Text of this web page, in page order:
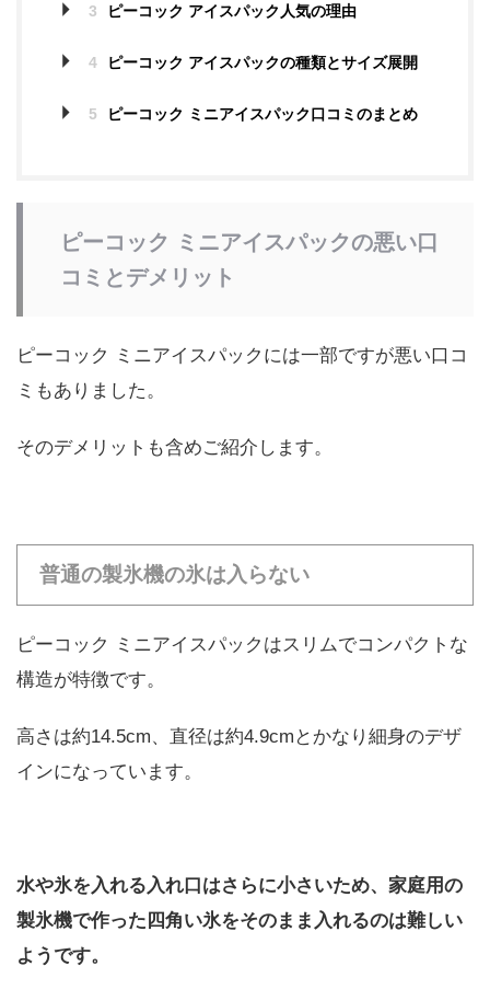
3 ピーコック アイスパック人気の理由
4 ピーコック アイスパックの種類とサイズ展開
5 ピーコック ミニアイスパック口コミのまとめ
ピーコック ミニアイスパックの悪い口
コミとデメリット
ピーコック ミニアイスパックには一部ですが悪い口コ
ミもありました。
そのデメリットも含めご紹介します。
普通の製氷機の氷は入らない
ピーコック ミニアイスパックはスリムでコンパクトな
構造が特徴です。
高さは約14.5cm、直径は約4.9cmとかなり細身のデザ
インになっています。
水や氷を入れる入れ口はさらに小さいため、家庭用の
製氷機で作った四角い氷をそのまま入れるのは難しい
ようです。